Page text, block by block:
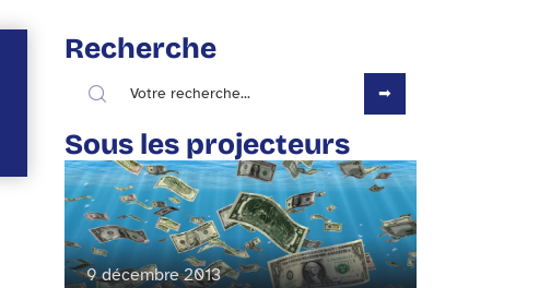
Recherche
Sous les projecteurs
9 décembre 2013